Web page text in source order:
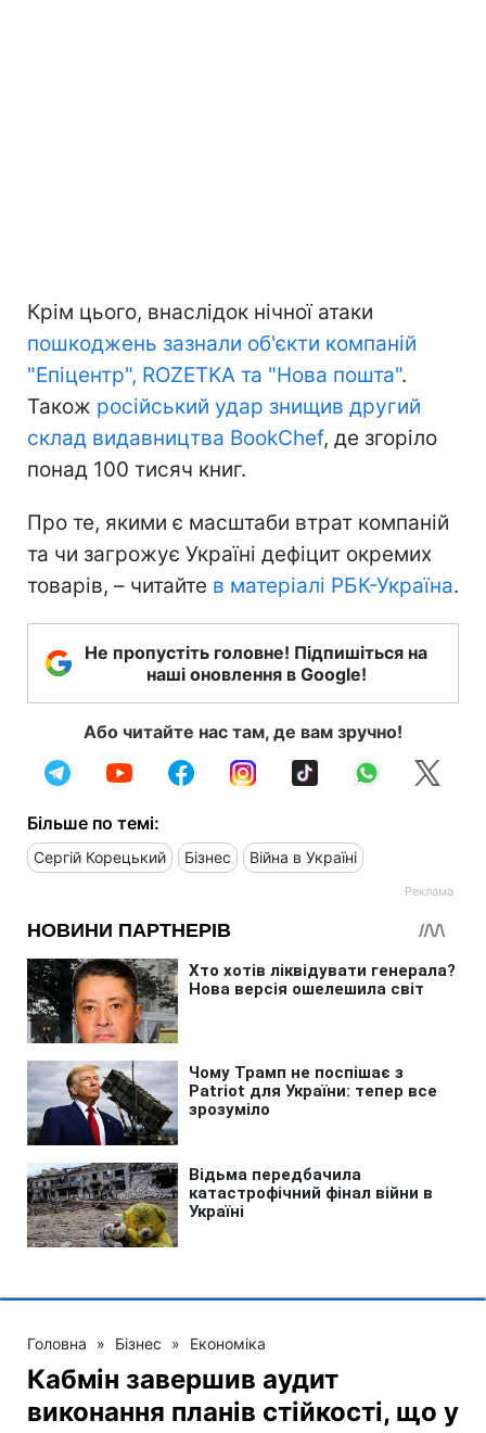
Крім цього, внаслідок нічної атаки
пошкоджень зазнали об'єкти компаній
"Епіцентр", ROZETKA та "Нова пошта".
Також російський удар знищив другий
склад видавництва BookChef, де згоріло
понад 100 тисяч книг.
Про те, якими є масштаби втрат компаній
та чи загрожує Україні дефіцит окремих
товарів, – читайте в матеріалі РБК-Україна.
Не пропустіть головне! Підпишіться на
наші оновлення в Google!
Або читайте нас там, де вам зручно!
Більше по темі:
Сергій Корецький Бізнес Війна в Україні
Головна » Бізнес » Економіка
Кабмін завершив аудит
виконання планів стійкості, що у